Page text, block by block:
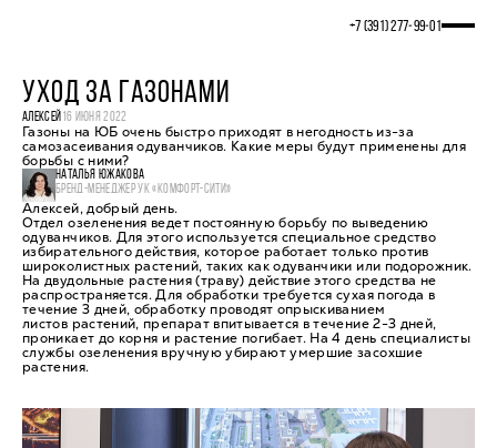
+7 (391) 277‒99‒01
УХОД ЗА ГАЗОНАМИ
АЛЕКСЕЙ 16 ИЮНЯ 2022
Газоны на ЮБ очень быстро приходят в негодность из-за
самозасеивания одуванчиков. Какие меры будут применены для
борьбы с ними?
НАТАЛЬЯ ЮЖАКОВА
БРЕНД-МЕНЕДЖЕР УК «КОМФОРТ-СИТИ»
Алексей, добрый день.
Отдел озеленения ведет постоянную борьбу по выведению
одуванчиков. Для этого используется специальное средство
избирательного действия, которое работает только против
широколистных растений, таких как одуванчики или подорожник.
На двудольные растения (траву) действие этого средства не
распространяется. Для обработки требуется сухая погода в
течение 3 дней, обработку проводят опрыскиванием
листов растений, препарат впитывается в течение 2-3 дней,
проникает до корня и растение погибает. На 4 день специалисты
службы озеленения вручную убирают умершие засохшие
растения.